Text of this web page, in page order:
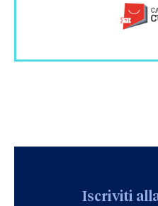
Iscriviti